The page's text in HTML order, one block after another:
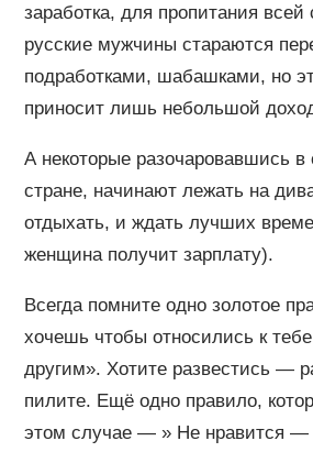
заработка, для пропитания
русские мужчины стараются
подработками, шабашками, но
приносит лишь небольшой
А некоторые разочаровавшись в
стране, начинают лежать на
отдыхать, и ждать лучших
женщина получит зарплату).
Всегда помните одно золотое
хочешь чтобы относились к
другим». Хотите развестись —
пилите. Ещё одно правило,
этом случае — » Не нравится —